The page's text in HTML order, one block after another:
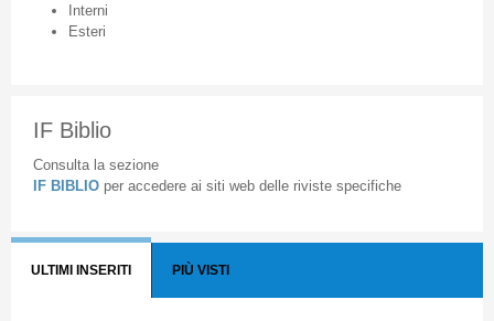
Interni
Esteri
IF Biblio
Consulta la sezione
IF BIBLIO per accedere ai siti web delle riviste specifiche
ULTIMI INSERITI PIÙ VISTI